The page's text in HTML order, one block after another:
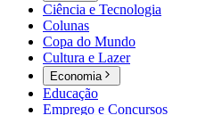
Ciência e Tecnologia
Colunas
Copa do Mundo
Cultura e Lazer
Economia
Educação
Emprego e Concursos